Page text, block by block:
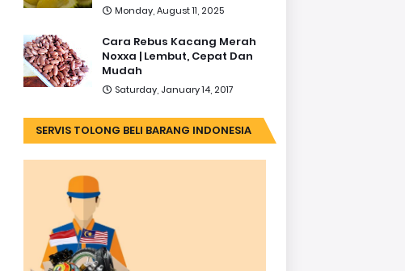
Monday, August 11, 2025
Cara Rebus Kacang Merah
Noxxa | Lembut, Cepat Dan
Mudah
Saturday, January 14, 2017
SERVIS TOLONG BELI BARANG INDONESIA